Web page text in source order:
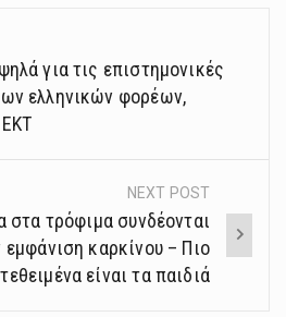
για τις επιστημονικές
ελληνικών φορέων,
NEXT POST
στα τρόφιμα συνδέονται
εμφάνιση καρκίνου – Πιο
είναι τα παιδιά